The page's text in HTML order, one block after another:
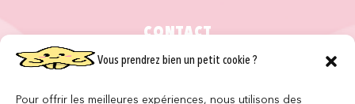
Vous prendrez bien un petit cookie ?
Pour offrir les meilleures expériences, nous utilisons des
CONTACT
NOS MAGASINS